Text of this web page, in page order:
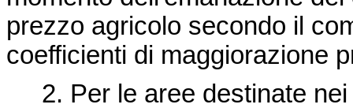
prezzo agricolo secondo il
coefficienti di maggiorazione
2. Per le aree destinate nei